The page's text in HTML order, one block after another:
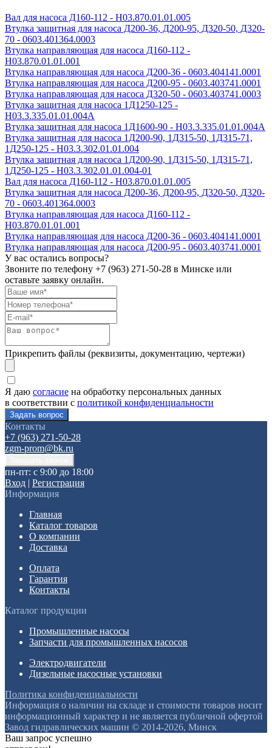
Вал для насоса Д160-112 - Н03.870.01.01.005
Втулка защитная для насоса Д200-36, Д200-95, Д320-50, Д320-
70 - 0603.401364.0003
Втулка направляющая для насоса Д160-112 -
Н03.870.01.01.001
Втулка направляющая для насоса Д200-36 - 0603.404141.0001
Втулка направляющая для насоса Д200-95 - 0603.403741.0001
Втулка направляющая для насоса Д320-50 - 0603.403741.0003
Втулка защитная для насоса 1Д1250-125 -
Н03.3.335.01.01.004А
Втулка защитная для насоса 1Д1600-90 - Н03.3.335.01.01.004А
Втулка защитная для насоса 1Д200-90, 1Д315-50, 1Д315-71,
1Д250-125 - Н03.3.302.01.01.004
Втулка защитная для насоса 1Д200-90, 1Д315-50, 1Д315-71,
1Д250-125 - Н03.3.302.01.01.004-01
Вал для насоса Д160-112 - Н03.870.01.01.005
Втулка защитная для насоса Д200-36, Д200-95, Д320-50, Д320-
70 - 0603.401364.0003
Втулка направляющая для насоса Д160-112 -
Н03.870.01.01.001
Втулка направляющая для насоса Д200-36 - 0603.404141.0001
Втулка направляющая для насоса Д200-95 - 0603.403741.0001
У вас остались вопросы?
Звоните по телефону +7 (963) 271-50-28 в Минске или
оставьте заявку онлайн.
Прикрепить файлы (реквизиты, документацию, чертежи)
Я даю согласие на обработку персональных данных
в соответствии с политикой конфиденциальности
Контакты
+7 (963) 271-50-28
zgm-prom@bk.ru
пн-пт: с 9:00 до 18:00
Вход | Регистрация
Информация
Главная
Каталог товаров
О компании
Доставка
Оплата
Гарантия
Контакты
Каталог продукции
Промышленные насосы
Запчасти для промышленных насосов
Электродвигатели
Дизельные насосные установки
Политика конфиденциальности
Информация о наличии на складе и стоимости товаров носит
информационный характер и не является публичной офертой
Завод гидравлических машин © 2014-2026, Минск
Ваш запрос успешно